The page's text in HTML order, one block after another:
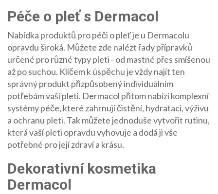
Péče o pleť s Dermacol
Nabídka produktů pro péči o pleť je u Dermacolu
opravdu široká. Můžete zde nalézt řady přípravků
určené pro různé typy pleti - od mastné přes smíšenou
až po suchou. Klíčem k úspěchu je vždy najít ten
správný produkt přizpůsobený individuálním
potřebám vaší pleti. Dermacol přitom nabízí komplexní
systémy péče, které zahrnují čistění, hydrataci, výživu
a ochranu pleti. Tak můžete jednoduše vytvořit rutinu,
která vaší pleti opravdu vyhovuje a dodá ji vše
potřebné pro její zdraví a krásu.
Dekorativní kosmetika
Dermacol